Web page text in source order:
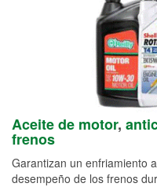
Aceite de motor,
frenos
Garantizan un enfriamiento
desempeño de los frenos